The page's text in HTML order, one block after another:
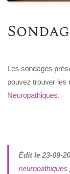
Les sondages
pouvez trouver les
Neuropathiques.
Édit le 23-09-
neuropathiques